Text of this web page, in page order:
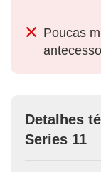
Poucas
Detalhes
Series 11